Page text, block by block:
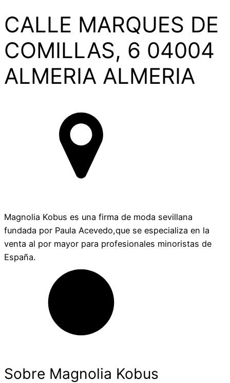
CALLE MARQUES DE
COMILLAS, 6 04004
ALMERIA ALMERIA
Magnolia Kobus es una firma de moda sevillana
fundada por Paula Acevedo,que se especializa en la
venta al por mayor para profesionales minoristas de
España.
Sobre Magnolia Kobus